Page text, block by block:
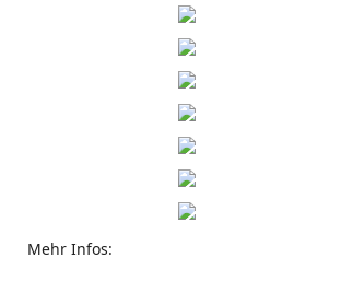
Mehr Infos: